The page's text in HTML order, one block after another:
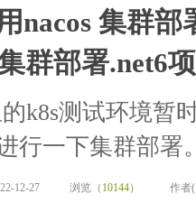
nacos 集群
群部署.net6
k8s测试环境暂
行一下集群部署
12-27 浏览（ 10144） 作者